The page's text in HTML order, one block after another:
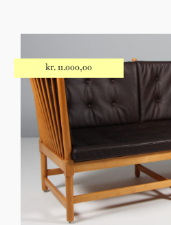
have din
kr.11.000,00